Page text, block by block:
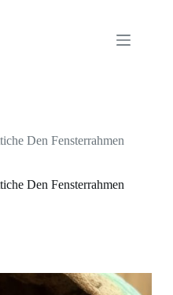
Den Fensterrahmen
Den Fensterrahmen